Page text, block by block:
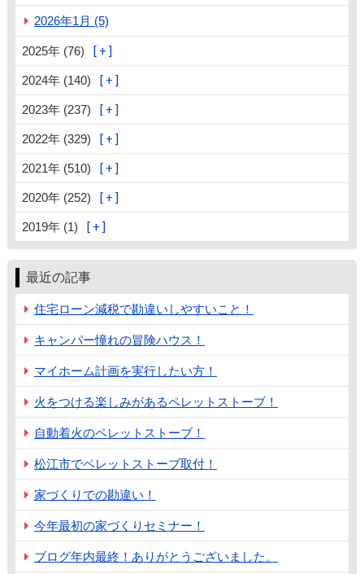
2026年1月 (5)
2025年 (76)
2024年 (140)
2023年 (237)
2022年 (329)
2021年 (510)
2020年 (252)
2019年 (1)
最近の記事
住宅ローン減税で勘違いしやすいこと！
キャンパー憧れの冒険ハウス！
マイホーム計画を実行したい方！
火をつける楽しみがあるペレットストーブ！
自動着火のペレットストーブ！
松江市でペレットストーブ取付！
家づくりでの勘違い！
今年最初の家づくりセミナー！
ブログ年内最終！ありがとうございました。